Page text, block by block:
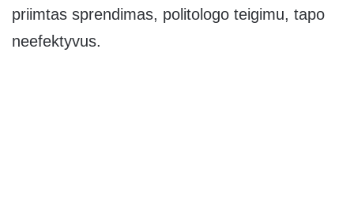
priimtas sprendimas, politologo teigimu, tapo
neefektyvus.